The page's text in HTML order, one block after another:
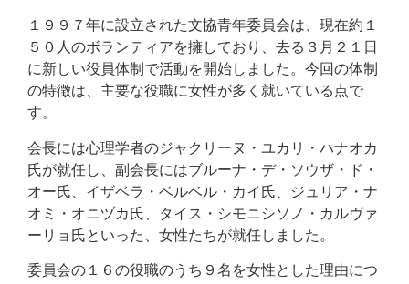
１９９７年に設立された文協青年委員会は、現在約１
５０人のボランティアを擁しており、去る３月２１日
に新しい役員体制で活動を開始しました。今回の体制
の特徴は、主要な役職に女性が多く就いている点で
す。
会長には心理学者のジャクリーヌ・ユカリ・ハナオカ
氏が就任し、副会長にはブルーナ・デ・ソウザ・ド・
オー氏、イザベラ・ベルベル・カイ氏、ジュリア・ナ
オミ・オニヅカ氏、タイス・シモニシソノ・カルヴァ
ーリョ氏といった、女性たちが就任しました。
委員会の１６の役職のうち９名を女性とした理由につ